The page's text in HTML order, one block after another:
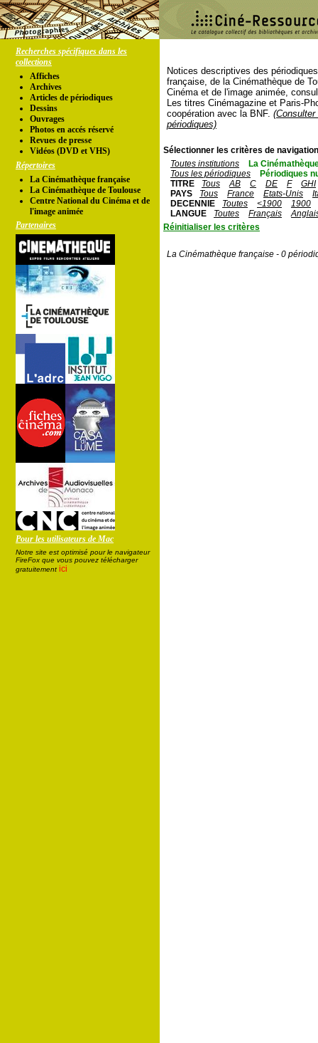
Recherches spécifiques dans les
collections
Affiches
Archives
Articles de périodiques
Dessins
Ouvrages
Photos en accés réservé
Revues de presse
Vidéos (DVD et VHS)
Répertoires
La Cinémathèque française
La Cinémathèque de Toulouse
Centre National du Cinéma et de
l'image animée
Partenaires
Pour les utilisateurs de Mac
Notre site est optimisé pour le navigateur
FireFox que vous pouvez télécharger
gratuitement ici
Notices descriptives des
française, de la Cinémathèque de
Cinéma et de l'image animée,
Les titres Cinémagazine et Paris-
coopération avec la BNF.
périodiques)
Sélectionner les critères de
Toutes institutions
La
Tous les périodiques
Périodiques
TITRE
Tous AB C DE F
GHI
PAYS
Tous France Etats-Unis
DECENNIE
Toutes <1900
1900
LANGUE
Toutes Français
Réinitialiser les critères
La Cinémathèque française - 0